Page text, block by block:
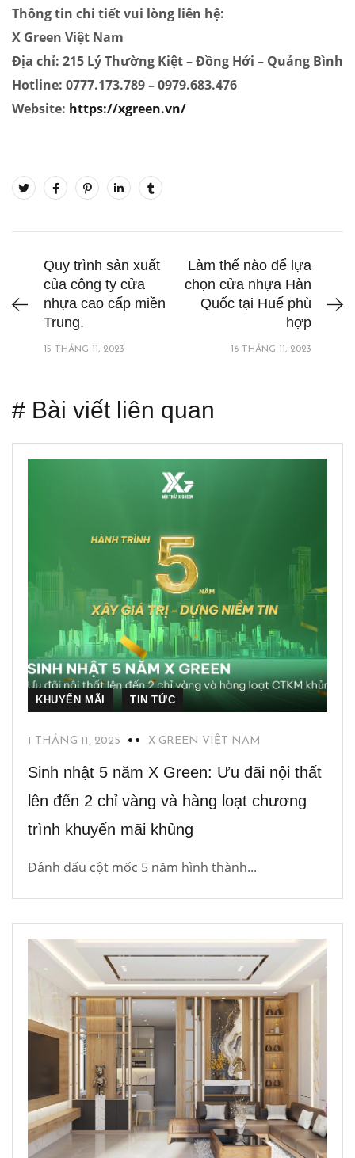
Thông tin chi tiết vui lòng liên hệ:
X Green Việt Nam
Địa chỉ: 215 Lý Thường Kiệt – Đồng Hới – Quảng Bình
Hotline: 0777.173.789 – 0979.683.476
Website: https://xgreen.vn/
Quy trình sản xuất
của công ty cửa
nhựa cao cấp miền
Trung.
15 THÁNG 11, 2023
Làm thế nào để lựa
chọn cửa nhựa Hàn
Quốc tại Huế phù
hợp
16 THÁNG 11, 2023
# Bài viết liên quan
KHUYẾN MÃI TIN TỨC
1 THÁNG 11, 2025 X GREEN VIỆT NAM
Sinh nhật 5 năm X Green: Ưu đãi nội thất
lên đến 2 chỉ vàng và hàng loạt chương
trình khuyến mãi khủng
Đánh dấu cột mốc 5 năm hình thành...